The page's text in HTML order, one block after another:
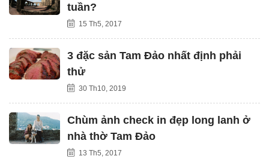
tuần?
15 Th5, 2017
3 đặc sản Tam Đảo nhất định phải
thử
30 Th10, 2019
Chùm ảnh check in đẹp long lanh ở
nhà thờ Tam Đảo
13 Th5, 2017